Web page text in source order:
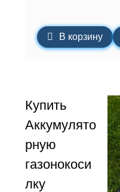
В корзину
Купить
Аккумулято
рную
газонокоси
лку